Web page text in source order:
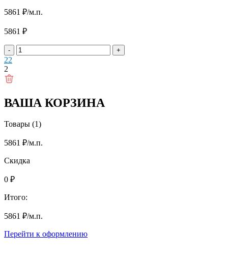
5861 ₽/м.п.
5861 ₽
- +
22
2
ВАША КОРЗИНА
Товары (1)
5861 ₽/м.п.
Скидка
0 ₽
Итого:
5861 ₽/м.п.
Перейти к оформлению